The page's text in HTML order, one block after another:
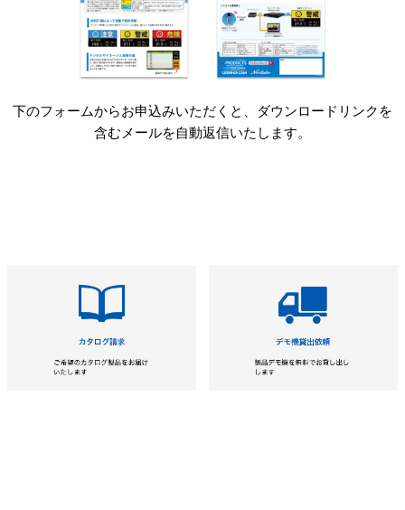
下のフォームからお申込みいただくと、ダウンロードリンクを
含むメールを自動返信いたします。